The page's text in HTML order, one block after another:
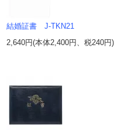
結婚証書 J-TKN21
2,640円(本体2,400円、税240円)